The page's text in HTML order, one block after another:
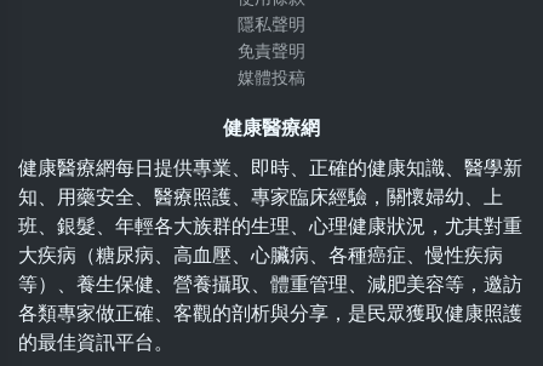
隱私聲明
免責聲明
媒體投稿
健康醫療網
健康醫療網每日提供專業、即時、正確的健康知識、醫學新
知、用藥安全、醫療照護、專家臨床經驗，關懷婦幼、上
班、銀髮、年輕各大族群的生理、心理健康狀況，尤其對重
大疾病（糖尿病、高血壓、心臟病、各種癌症、慢性疾病
等）、養生保健、營養攝取、體重管理、減肥美容等，邀訪
各類專家做正確、客觀的剖析與分享，是民眾獲取健康照護
的最佳資訊平台。